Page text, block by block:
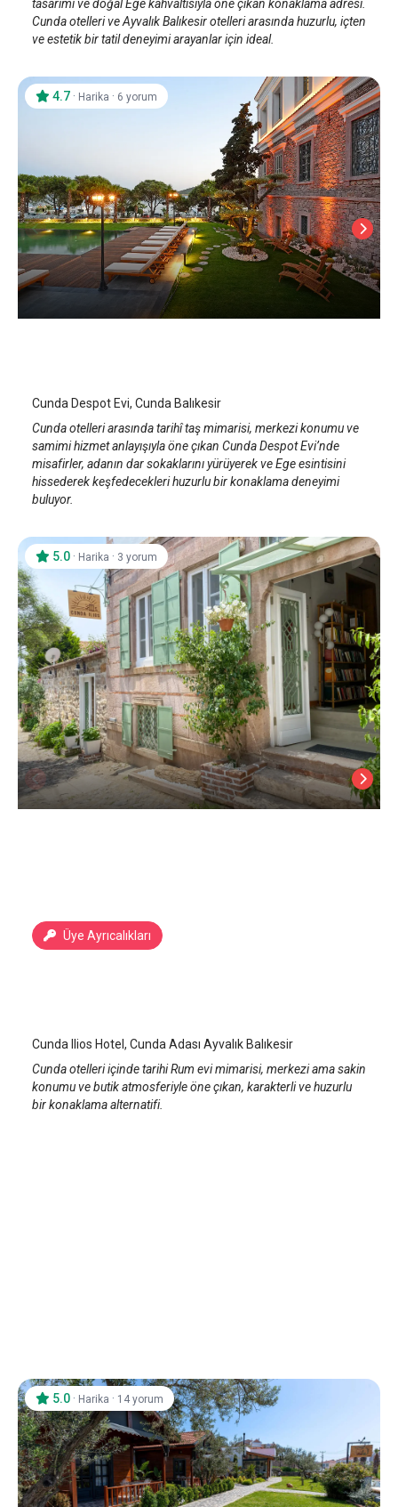
tasarımı ve doğal Ege kahvaltısıyla öne çıkan konaklama adresi.
Cunda otelleri ve Ayvalık Balıkesir otelleri arasında huzurlu, içten
ve estetik bir tatil deneyimi arayanlar için ideal.
4.7 · Harika · 6 yorum
Cunda Despot Evi, Cunda Balıkesir
Cunda otelleri arasında tarihî taş mimarisi, merkezi konumu ve
samimi hizmet anlayışıyla öne çıkan Cunda Despot Evi’nde
misafirler, adanın dar sokaklarını yürüyerek ve Ege esintisini
hissederek keşfedecekleri huzurlu bir konaklama deneyimi
buluyor.
Üye Ayrıcalıkları
5.0 · Harika · 3 yorum
Cunda Ilios Hotel, Cunda Adası Ayvalık Balıkesir
Cunda otelleri içinde tarihi Rum evi mimarisi, merkezi ama sakin
konumu ve butik atmosferiyle öne çıkan, karakterli ve huzurlu
bir konaklama alternatifi.
5.0 · Harika · 14 yorum